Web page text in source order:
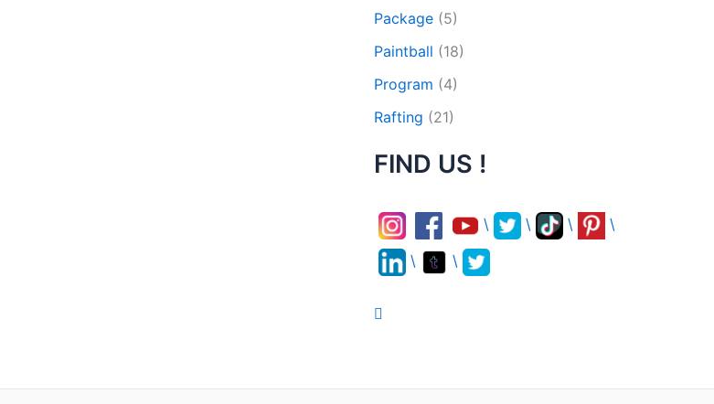
Package (5)
Paintball (18)
Program (4)
Rafting (21)
FIND US !
\ \ \
\
\
\